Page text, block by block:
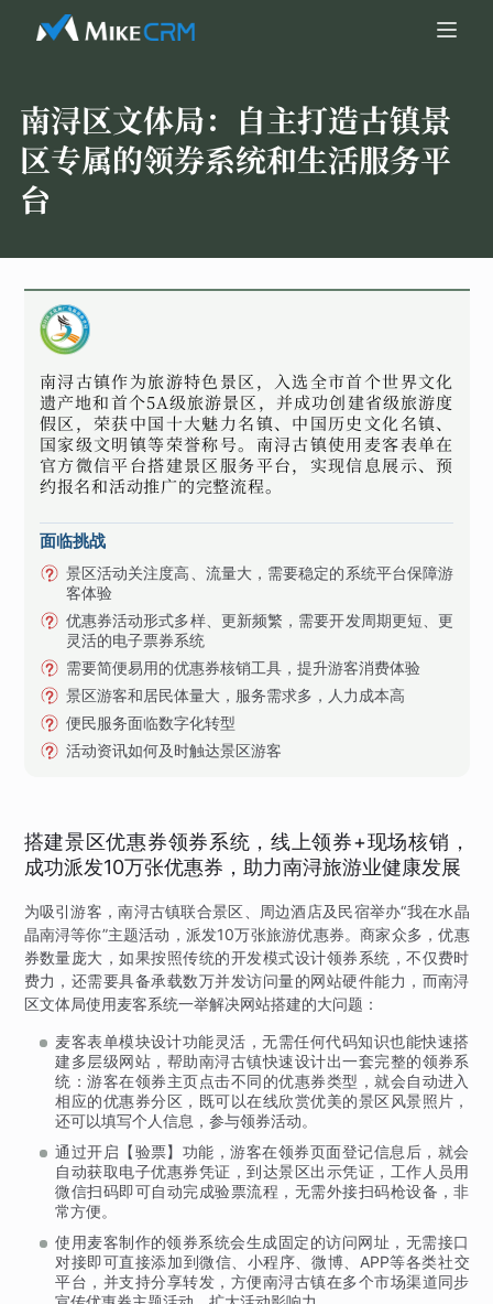
南浔区文体局： 自主打造古镇景
区专属的领券系统和生活服务平
台
南浔古镇作为旅游特色景区，入选全市首个世界文化
遗产地和首个5A级旅游景区，并成功创建省级旅游度
假区，荣获中国十大魅力名镇、中国历史文化名镇、
国家级文明镇等荣誉称号。南浔古镇使用麦客表单在
官方微信平台搭建景区服务平台，实现信息展示、预
约报名和活动推广的完整流程。
面临挑战
景区活动关注度高、流量大，需要稳定的系统平台保障游
客体验
优惠券活动形式多样、更新频繁，需要开发周期更短、更
灵活的电子票券系统
需要简便易用的优惠券核销工具，提升游客消费体验
景区游客和居民体量大，服务需求多，人力成本高
便民服务面临数字化转型
活动资讯如何及时触达景区游客
搭建景区优惠券领券系统，线上领券+现场核销，
成功派发10万张优惠券，助力南浔旅游业健康发展
为吸引游客，南浔古镇联合景区、周边酒店及民宿举办“我在水晶
晶南浔等你”主题活动，派发10万张旅游优惠券。商家众多，优惠
券数量庞大，如果按照传统的开发模式设计领券系统，不仅费时
费力，还需要具备承载数万并发访问量的网站硬件能力，而南浔
区文体局使用麦客系统一举解决网站搭建的大问题：
麦客表单模块设计功能灵活，无需任何代码知识也能快速搭
建多层级网站，帮助南浔古镇快速设计出一套完整的领券系
统：游客在领券主页点击不同的优惠券类型，就会自动进入
相应的优惠券分区，既可以在线欣赏优美的景区风景照片，
还可以填写个人信息，参与领券活动。
通过开启【验票】功能，游客在领券页面登记信息后，就会
自动获取电子优惠券凭证，到达景区出示凭证，工作人员用
微信扫码即可自动完成验票流程，无需外接扫码枪设备，非
常方便。
使用麦客制作的领券系统会生成固定的访问网址，无需接口
对接即可直接添加到微信、小程序、微博、APP等各类社交
平台，并支持分享转发，方便南浔古镇在多个市场渠道同步